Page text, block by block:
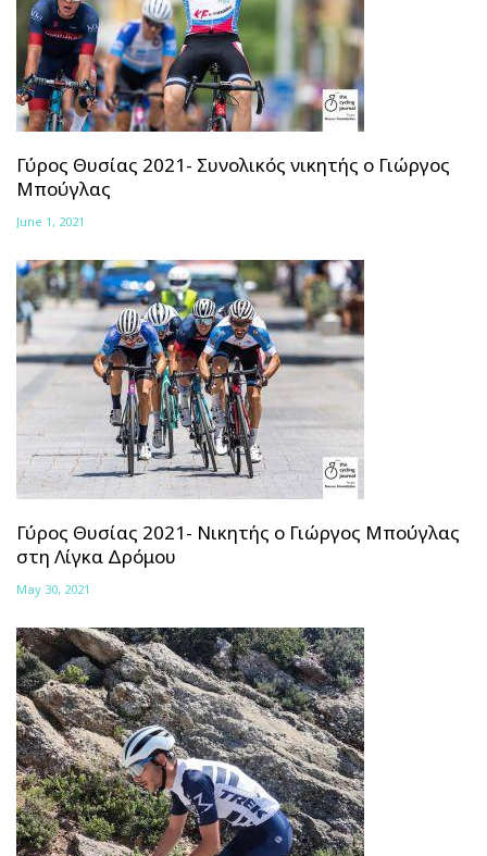
Γύρος Θυσίας 2021- Συνολικός νικητής ο Γιώργος
Μπούγλας
June 1, 2021
Γύρος Θυσίας 2021- Νικητής ο Γιώργος Μπούγλας
στη Λίγκα Δρόμου
May 30, 2021